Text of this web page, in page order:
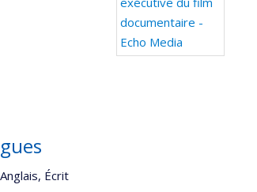
Anglais, Écrit